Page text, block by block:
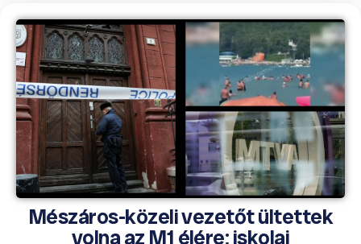
Mészáros-közeli vezetőt ültettek
volna az M1 élére; iskolai